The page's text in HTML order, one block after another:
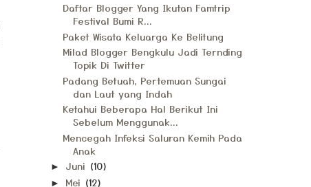
Daftar Blogger Yang Ikutan Famtrip
Festival Bumi R...
Paket Wisata Keluarga Ke Belitung
Milad Blogger Bengkulu Jadi Ternding
Topik Di Twitter
Padang Betuah, Pertemuan Sungai
dan Laut yang Indah
Ketahui Beberapa Hal Berikut Ini
Sebelum Menggunak...
Mencegah Infeksi Saluran Kemih Pada
Anak
► Juni (10)
► Mei (12)